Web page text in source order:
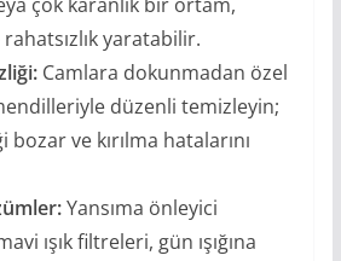
yaratabilir.
Camlara dokunmadan özel
düzenli temizleyin;
ve kırılma hatalarını
Yansıma önleyici
ışık filtreleri, gün ışığına